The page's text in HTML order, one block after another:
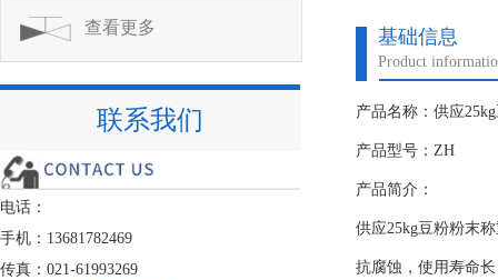
基础信息
Product
产品名称：供应
产品型号：ZH
产品简介：
供应25kg豆粉粉末
抗腐蚀，使用寿命
查看更多
联系我们
电话：
手机：13681782469
传真：021-61993269